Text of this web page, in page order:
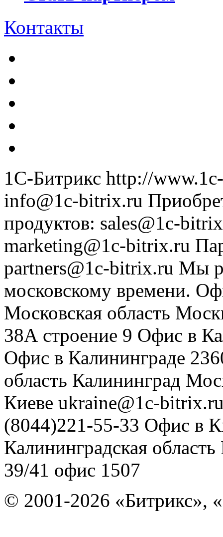
Контакты
1С-Битрикс http://
info@1c-bitrix.ru
продуктов: sales@1c-
marketing@1c-bitrix.ru
partners@1c-bitrix.ru Мы
московскому времени.
Московская область
38А строение 9 Офис в
Офис в Калининграде
область Калининград
Киеве ukraine@1c-
(8044)221-55-33 Офис в
Калининградская область
39/41 офис 1507
© 2001-2026 «Битрикс»,